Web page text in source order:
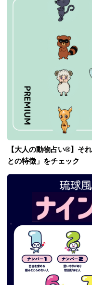
【大人の動物占い®】そ
との特徴」をチェック